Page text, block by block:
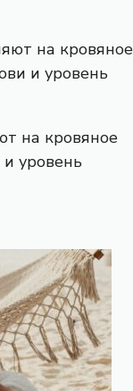
на кровяное
уровень